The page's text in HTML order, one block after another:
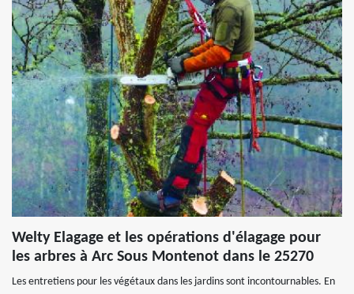
Welty Elagage et les opérations d'élagage pour
les arbres à Arc Sous Montenot dans le 25270
Les entretiens pour les végétaux dans les jardins sont incontournables. En